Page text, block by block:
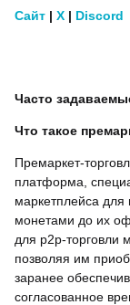
Сайт | X | Discord
Часто
Что такое
Премаркет-
платформа,
маркетплейса для
монетами до их
для p2p-торговли
позволяя им
заранее
согласованное